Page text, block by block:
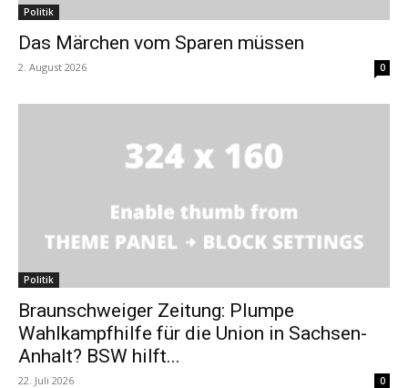
Politik
Das Märchen vom Sparen müssen
2. August 2026 0
Politik
Braunschweiger Zeitung: Plumpe
Wahlkampfhilfe für die Union in Sachsen-
Anhalt? BSW hilft...
22. Juli 2026 0